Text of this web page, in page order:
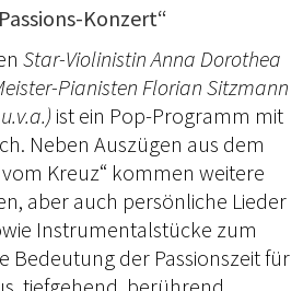
Konzert“
Star-Violinistin Anna Dorothea
Pianisten Florian Sitzmann
ist ein Pop-Programm mit
Neben Auszügen aus dem
Kreuz“ kommen weitere
aber auch persönliche Lieder
Instrumentalstücke zum
Bedeutung der Passionszeit für